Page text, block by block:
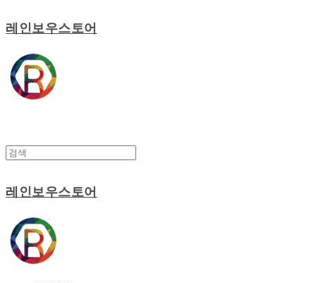
레인보우스토어
레인보우스토어